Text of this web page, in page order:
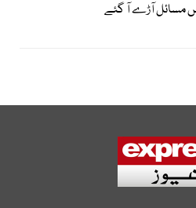
مسائل آڑے آ گئے